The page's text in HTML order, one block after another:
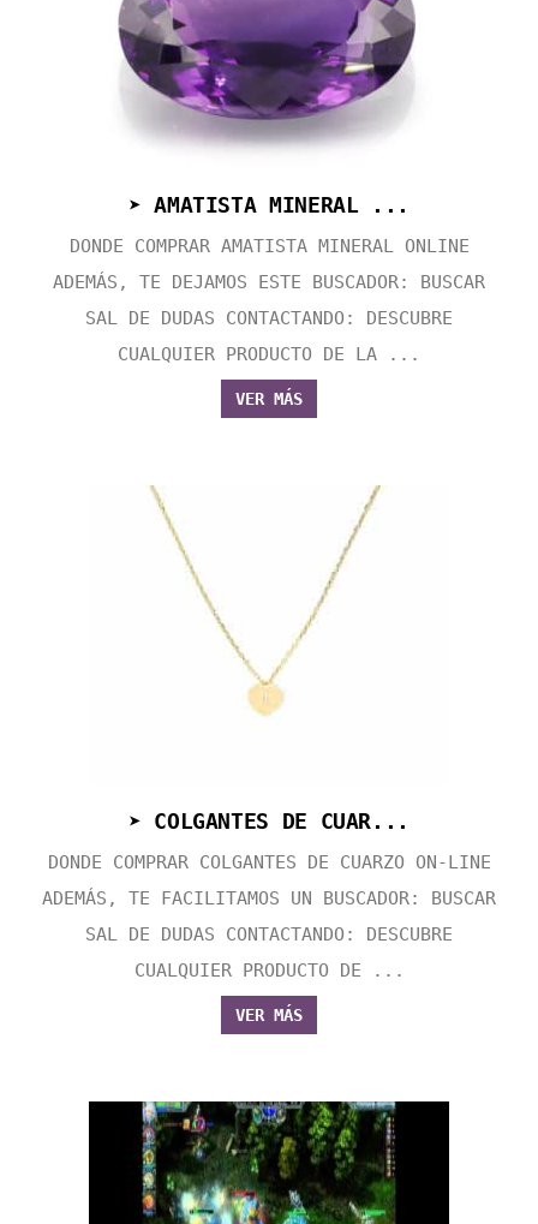
➤ AMATISTA MINERAL ...
DONDE COMPRAR AMATISTA MINERAL ONLINE
ADEMÁS, TE DEJAMOS ESTE BUSCADOR: BUSCAR
SAL DE DUDAS CONTACTANDO: DESCUBRE
CUALQUIER PRODUCTO DE LA ...
VER MÁS
➤ COLGANTES DE CUAR...
DONDE COMPRAR COLGANTES DE CUARZO ON-LINE
ADEMÁS, TE FACILITAMOS UN BUSCADOR: BUSCAR
SAL DE DUDAS CONTACTANDO: DESCUBRE
CUALQUIER PRODUCTO DE ...
VER MÁS